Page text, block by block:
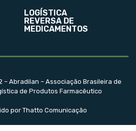
LOGÍSTICA
REVERSA DE
MEDICAMENTOS
– Abradilan – Associação Brasileira de
de Produtos Farmacêutico
por Thatto Comunicação